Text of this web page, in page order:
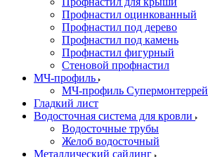
Профнастил оцинкованный
Профнастил под дерево
Профнастил под камень
Профнастил фигурный
Стеновой профнастил
МЧ-профиль
МЧ-профиль Супермонтеррей
Гладкий лист
Водосточная система для кровли
Водосточные трубы
Желоб водосточный
Металлический сайдинг